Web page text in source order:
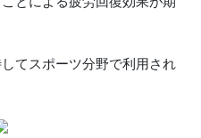
てスポーツ分野で利用され